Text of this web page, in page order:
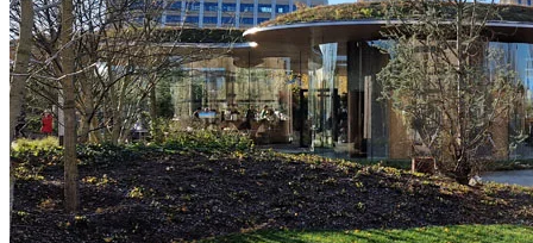
Udmattelsesrevner, Den Nye
Lillebæltsbro
Vejbanerenovering, Den Gamle
Lillebæltsbro
Chr. X Bro, Sønderborg
Industriservice
Industrikunder 24-7